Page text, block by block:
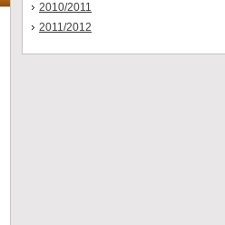
2010/2011
2011/2012